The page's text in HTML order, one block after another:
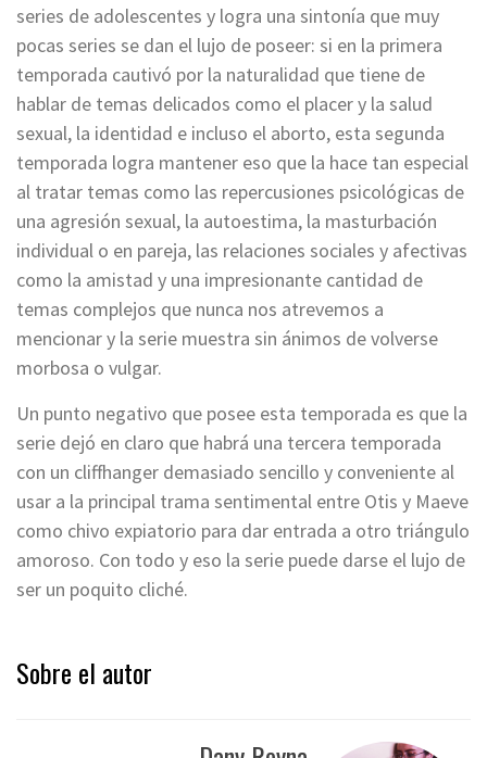
series de adolescentes y logra una sintonía que muy
pocas series se dan el lujo de poseer: si en la primera
temporada cautivó por la naturalidad que tiene de
hablar de temas delicados como el placer y la salud
sexual, la identidad e incluso el aborto, esta segunda
temporada logra mantener eso que la hace tan especial
al tratar temas como las repercusiones psicológicas de
una agresión sexual, la autoestima, la masturbación
individual o en pareja, las relaciones sociales y afectivas
como la amistad y una impresionante cantidad de
temas complejos que nunca nos atrevemos a
mencionar y la serie muestra sin ánimos de volverse
morbosa o vulgar.
Un punto negativo que posee esta temporada es que la
serie dejó en claro que habrá una tercera temporada
con un cliffhanger demasiado sencillo y conveniente al
usar a la principal trama sentimental entre Otis y Maeve
como chivo expiatorio para dar entrada a otro triángulo
amoroso. Con todo y eso la serie puede darse el lujo de
ser un poquito cliché.
Sobre el autor